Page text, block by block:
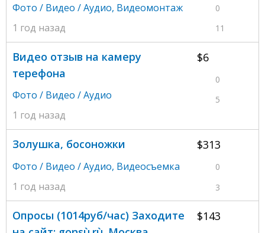
0
11
Фото / Видео / Аудио, Видеомонтаж
1 год назад
$6
0
5
Видео отзыв на камеру
терефона
Фото / Видео / Аудио
1 год назад
$313
0
3
Золушка, босоножки
Фото / Видео / Аудио, Видеосъемка
1 год назад
$143
Oпpocы (1014pyб/чaс) Заходитe